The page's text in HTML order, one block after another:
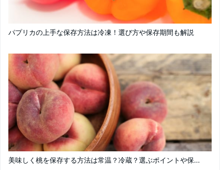
パプリカの上手な保存方法は冷凍！選び方や保存期間も解説
美味しく桃を保存する方法は常温？冷蔵？選ぶポイントや保...